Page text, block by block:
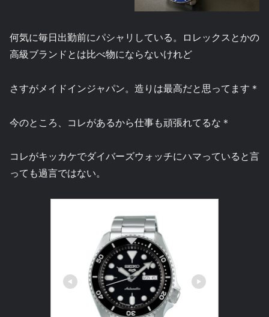
何気に毎日出勤前にパシャリしている。ロレックスとかの
高級ブランドとは比べ物にならないけれど
さすがメイドインジャパン。造りは最高だと思ってます＊
今のところ、コレがあるから仕事も頑張れてるな＊
コレがキッカケでダイバーズウォッチにハマっていると言
っても過言ではない。